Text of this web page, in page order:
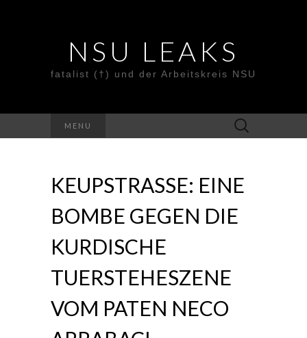
NSU LEAKS
fatalist (†) und der Arbeitskreis NSU
MENU
Suche
nach:
KEUPSTRASSE: EINE
BOMBE GEGEN DIE
KURDISCHE
TUERSTEHESZENE
VOM PATEN NECO